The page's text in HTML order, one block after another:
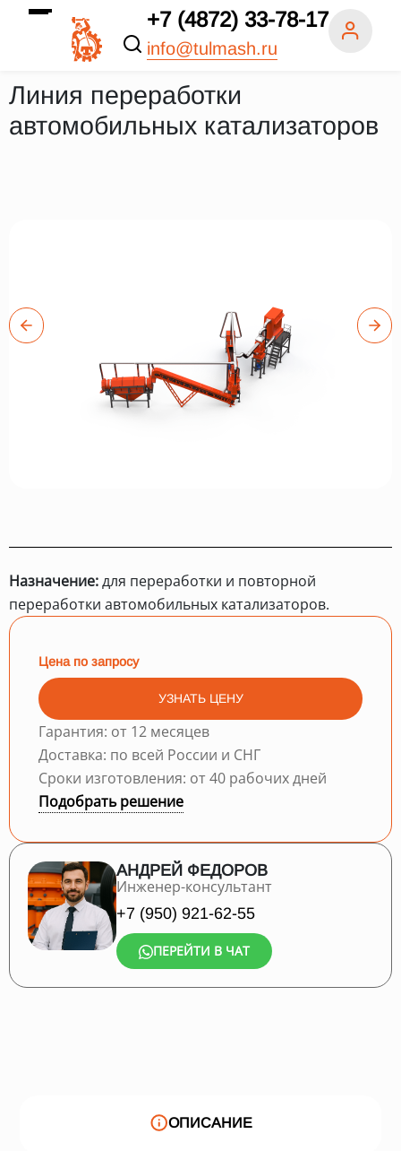
+7 (4872) 33-78-17
info@tulmash.ru
Линия переработки
автомобильных катализаторов
Назначение:для переработки и повторной
переработки автомобильных катализаторов.
Цена по запросу
УЗНАТЬ ЦЕНУ
Гарантия: от 12 месяцев
Доставка: по всей России и СНГ
Сроки изготовления: от 40 рабочих дней
Подобрать решение
АНДРЕЙ ФЕДОРОВ
Инженер-консультант
+7 (950) 921-62-55
ПЕРЕЙТИ В ЧАТ
ОПИСАНИЕ